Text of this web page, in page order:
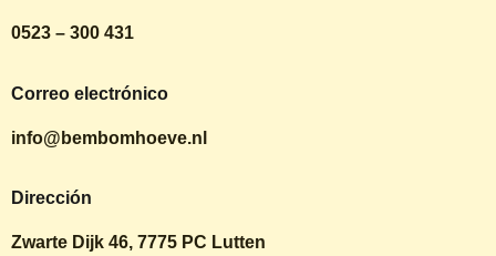
0523 – 300 431
Correo electrónico
info@bembomhoeve.nl
Dirección
Zwarte Dijk 46, 7775 PC Lutten